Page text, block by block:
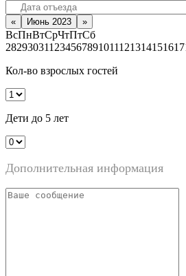
« Июнь 2023 »
ВсПнВтСрЧтПтСб
282930311 234567891011121314151617
Кол-во взрослых гостей
Дети до 5 лет
Дополнительная информация